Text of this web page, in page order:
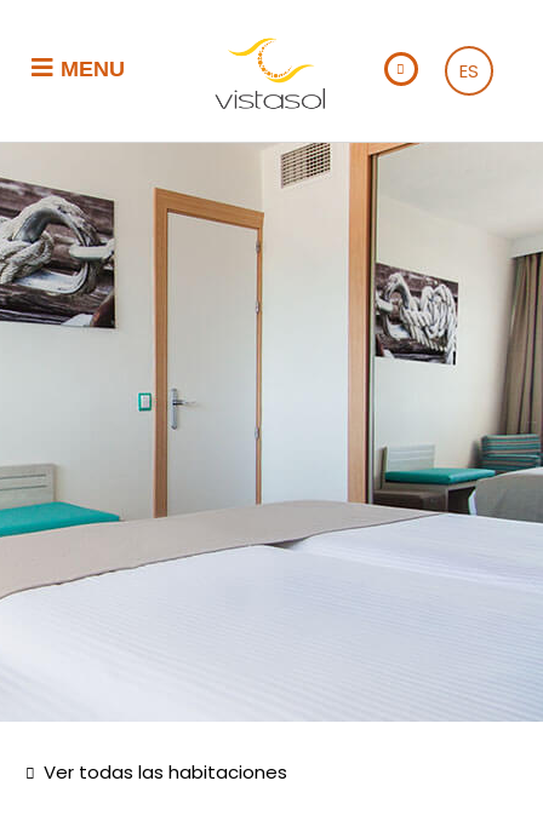
MENU ES
Ver todas las habitaciones